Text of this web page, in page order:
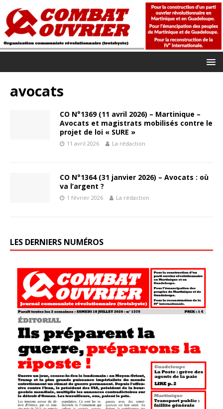
avocats
CO N°1369 (11 avril 2026) – Martinique –
Avocats et magistrats mobilisés contre le
projet de loi « SURE »
11 avril 2026 La rédaction
CO N°1364 (31 janvier 2026) – Avocats : où
va l’argent ?
1 février 2026 La rédaction
LES DERNIERS NUMÉROS